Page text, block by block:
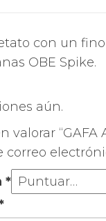
con un
OBE Spike.
aún.
valorar “GAFA
correo
*